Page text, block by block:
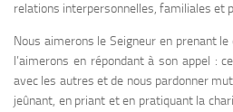
relations interpersonnelles, familiales et
Nous aimerons le Seigneur en prenant
l’aimerons en répondant à son appel :
avec les autres et de nous pardonner
jeûnant, en priant et en pratiquant la